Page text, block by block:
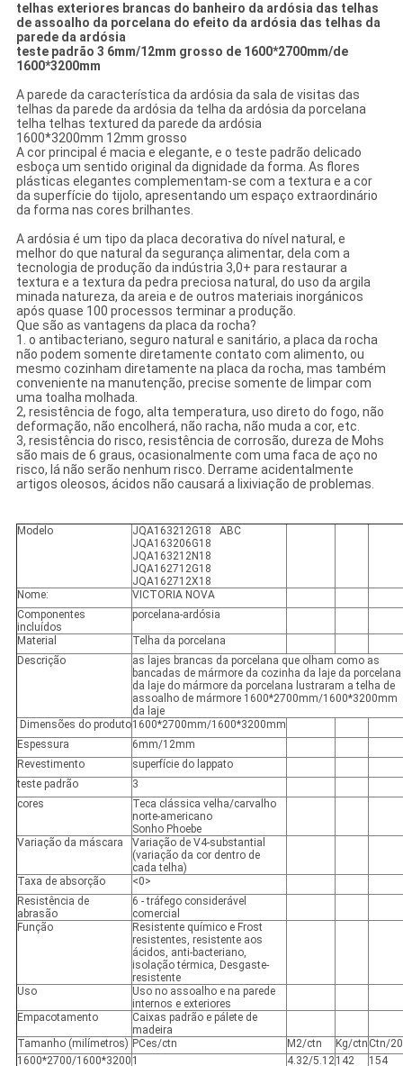
telhas exteriores brancas do banheiro da ardósia das telhas
de assoalho da porcelana do efeito da ardósia das telhas da
parede da ardósia
teste padrão 3 6mm/12mm grosso de 1600*2700mm/de
1600*3200mm
A parede da característica da ardósia da sala de visitas das
telhas da parede da ardósia da telha da ardósia da porcelana
telha telhas textured da parede da ardósia
1600*3200mm 12mm grosso
A cor principal é macia e elegante, e o teste padrão delicado
esboça um sentido original da dignidade da forma. As flores
plásticas elegantes complementam-se com a textura e a cor
da superfície do tijolo, apresentando um espaço extraordinário
da forma nas cores brilhantes.
A ardósia é um tipo da placa decorativa do nível natural, e
melhor do que natural da segurança alimentar, dela com a
tecnologia de produção da indústria 3,0+ para restaurar a
textura e a textura da pedra preciosa natural, do uso da argila
minada natureza, da areia e de outros materiais inorgánicos
após quase 100 processos terminar a produção.
Que são as vantagens da placa da rocha?
1. o antibacteriano, seguro natural e sanitário, a placa da rocha
não podem somente diretamente contato com alimento, ou
mesmo cozinham diretamente na placa da rocha, mas também
conveniente na manutenção, precise somente de limpar com
uma toalha molhada.
2, resistência de fogo, alta temperatura, uso direto do fogo, não
deformação, não encolherá, não racha, não muda a cor, etc.
3, resistência do risco, resistência de corrosão, dureza de Mohs
são mais de 6 graus, ocasionalmente com uma faca de aço no
risco, lá não serão nenhum risco. Derrame acidentalmente
artigos oleosos, ácidos não causará a lixiviação de problemas.
Modelo
JQA163212G18 ABC
JQA163206G18
JQA163212N18
JQA162712G18
JQA162712X18
Nome:
VICTORIA NOVA
Componentes
incluídos
porcelana-ardósia
Material
Telha da porcelana
Descrição
as lajes brancas da porcelana que olham como as
bancadas de mármore da cozinha da laje da porcelana
da laje do mármore da porcelana lustraram a telha de
assoalho de mármore 1600*2700mm/1600*3200mm
da laje
Dimensões do produto1600*2700mm/1600*3200mm
Espessura
6mm/12mm
Revestimento
superfície do lappato
teste padrão
3
cores
Teca clássica velha/carvalho
norte-americano
Sonho Phoebe
Variação da máscara
Variação de V4-substantial
(variação da cor dentro de
cada telha)
Taxa de absorção
<0>
Resistência de
abrasão
6 - tráfego considerável
comercial
Função
Resistente químico e Frost
resistentes, resistente aos
ácidos, anti-bacteriano,
isolação térmica, Desgaste-
resistente
Uso
Uso no assoalho e na parede
internos e exteriores
Empacotamento
Caixas padrão e pálete de
madeira
Tamanho (milímetros) PCes/ctn M2/ctn Kg/ctn Ctn/20
1600*2700/1600*3200 1 4.32/5.12142 154